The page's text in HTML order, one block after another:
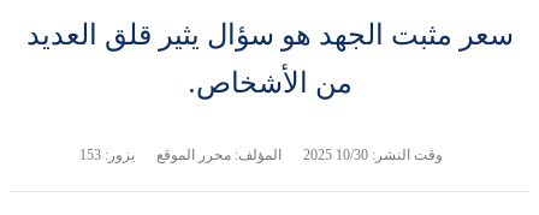
سعر مثبت الجهد هو سؤال يثير قلق العديد
من الأشخاص.
وقت النشر:10/30 2025 المؤلف: محرر الموقع يزور: 153